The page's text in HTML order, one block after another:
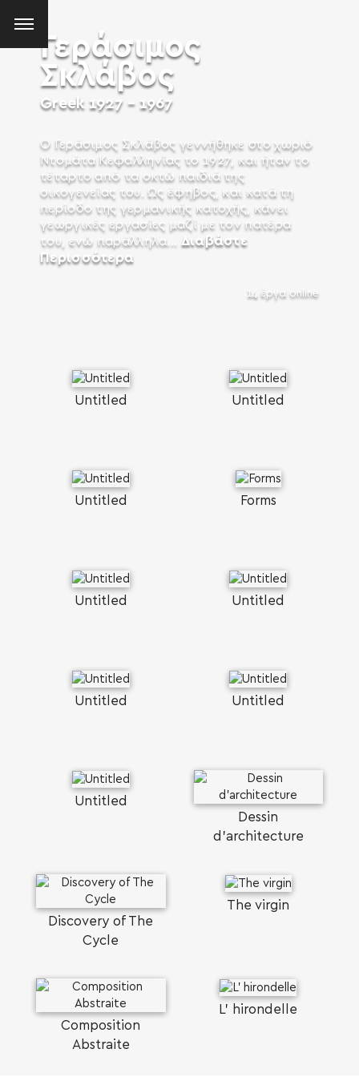
Γεράσιμος
Σκλάβος
Greek 1927 - 1967
Ο Γεράσιμος Σκλάβος γεννήθηκε στο χωριό
Ντομάτα Κεφαλληνίας το 1927, και ήταν το
τέταρτο από τα οκτώ παιδιά της
οικογενείας του. Ως έφηβος, και κατά τη
περίοδο της γερμανικής κατοχής, κάνει
γεωργικές εργασίες μαζί με τον πατέρα
του, ενώ παράλληλα...
Διαβάστε
Περισσότερα
14 έργα online
Untitled Untitled
Untitled Forms
Untitled Untitled
Untitled Untitled
Untitled
Dessin
d'architecture
Discovery of The
Cycle
The virgin
Composition
Abstraite
L' hirondelle